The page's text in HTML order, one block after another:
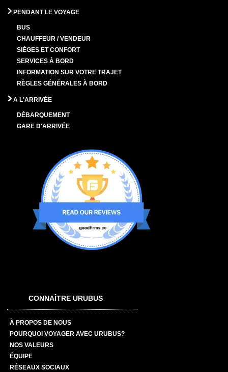
PENDANT LE VOYAGE
BUS
CHAUFFEUR / VENDEUR
SIÈGES ET CONFORT
SERVICES À BORD
INFORMATION SUR VOTRE TRAJET
RÈGLES GÉNÉRALES À BORD
A L'ARRIVÉE
DÉBARQUEMENT
GARE D'ARRIVÉE
CONNAÎTRE URUBUS
À PROPOS DE NOUS
POURQUOI VOYAGER AVEC URUBUS?
NOS VALEURS
ÉQUIPE
RÉSEAUX SOCIAUX